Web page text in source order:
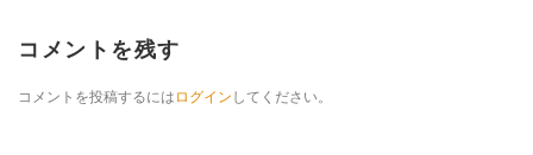
コメントを残す
コメントを投稿するには ログイン してください。